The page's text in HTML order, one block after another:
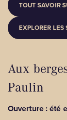
TOUT SAVOIR
EXPLORER LES
Aux
Paulin
Ouverture : été